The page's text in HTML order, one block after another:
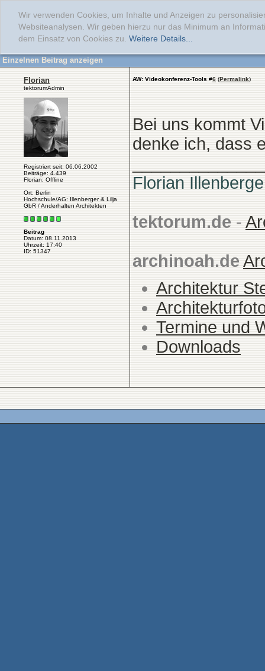
Wir verwenden Cookies, um Inhalte und Anzeigen zu
Websiteanalysen. Wir geben hierzu nur das Minimum an
dem Einsatz von Cookies zu. Weitere Details...
Einzelnen Beitrag anzeigen
Florian
tektorumAdmin
Registriert seit: 06.06.2002
Beiträge: 4.439
Florian: Offline
Ort: Berlin
Hochschule/AG: Illenberger & Lilja
GbR / Anderhalten Architekten
Beitrag
Datum: 08.11.2013
Uhrzeit: 17:40
ID: 51347
AW: Videokonferenz-Tools #6 (Permalink)
Bei uns kommt
denke ich, dass
Florian
tektorum.de -
archinoah.de
Architektur
Termine und
Downloads